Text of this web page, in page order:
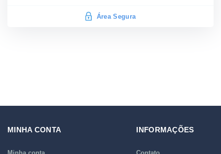
Área Segura
MINHA CONTA INFORMAÇÕES